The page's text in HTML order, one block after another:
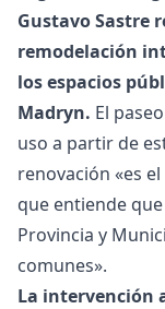
Gustavo Sastre
remodelación
los espacios
Madryn. El
uso a partir de
renovación «es
que entiende
Provincia y
comunes».
La intervención